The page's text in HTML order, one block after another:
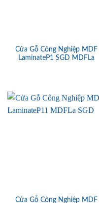
Cửa Gỗ Công Nghiệp MDF
LaminateP1 SGD MDFLa
Cửa Gỗ Công Nghiệp MDF